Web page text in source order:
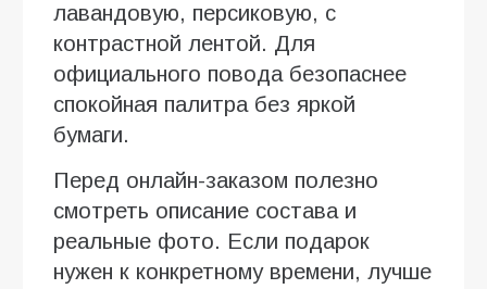
лавандовую, персиковую, с
контрастной лентой. Для
официального повода безопаснее
спокойная палитра без яркой
бумаги.
Перед онлайн-заказом полезно
смотреть описание состава и
реальные фото. Если подарок
нужен к конкретному времени, лучше